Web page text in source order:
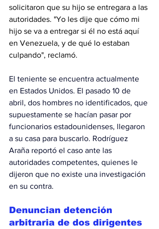
solicitaron que su hijo se entregara a las
autoridades. "Yo les dije que cómo mi
hijo se va a entregar si él no está aquí
en Venezuela, y de qué lo estaban
culpando", reclamó.
El teniente se encuentra actualmente
en Estados Unidos. El pasado 10 de
abril, dos hombres no identificados, que
supuestamente se hacían pasar por
funcionarios estadounidenses, llegaron
a su casa para buscarlo. Rodríguez
Araña reportó el caso ante las
autoridades competentes, quienes le
dijeron que no existe una investigación
en su contra.
Denuncian detención
arbitraria de dos dirigentes